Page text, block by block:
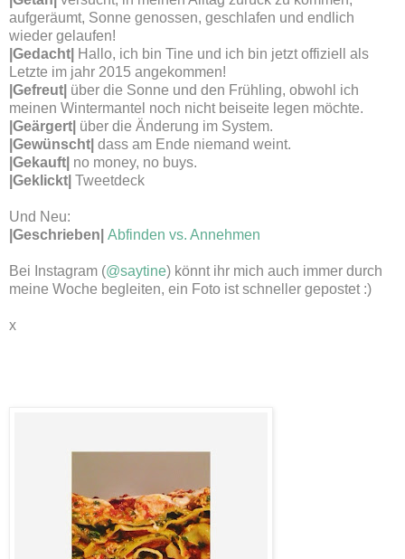
aufgeräumt, Sonne genossen, geschlafen und endlich
wieder gelaufen!
|Gedacht|
Hallo, ich bin Tine und ich bin jetzt offiziell als
Letzte im jahr 2015 angekommen!
|Gefreut| über die Sonne und den Frühling, obwohl ich
meinen Wintermantel noch nicht beiseite legen möchte.
|Geärgert über die Änderung im System.
|Gewünscht dass am Ende niemand weint.
|Gekauft| no money, no buys.
|Geklickt| Tweetdeck
Und Neu:
|Geschrieben| Abfinden vs. Annehmen
Bei Instagram (@saytine) könnt ihr mich auch immer durch
meine Woche begleiten, ein Foto ist schneller gepostet :)
x